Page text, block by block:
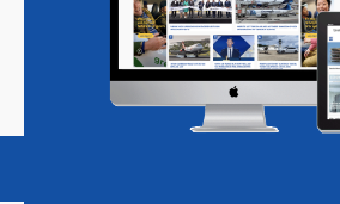
Magazine Podcasts